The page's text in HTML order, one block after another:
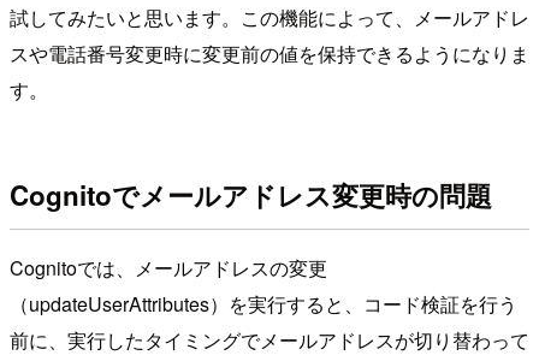
試してみたいと思います。この機能によって、メールアドレ
スや電話番号変更時に変更前の値を保持できるようになりま
す。
Cognitoでメールアドレス変更時の問題
Cognitoでは、メールアドレスの変更
（updateUserAttributes）を実行すると、コード検証を行う
前に、実行したタイミングでメールアドレスが切り替わって